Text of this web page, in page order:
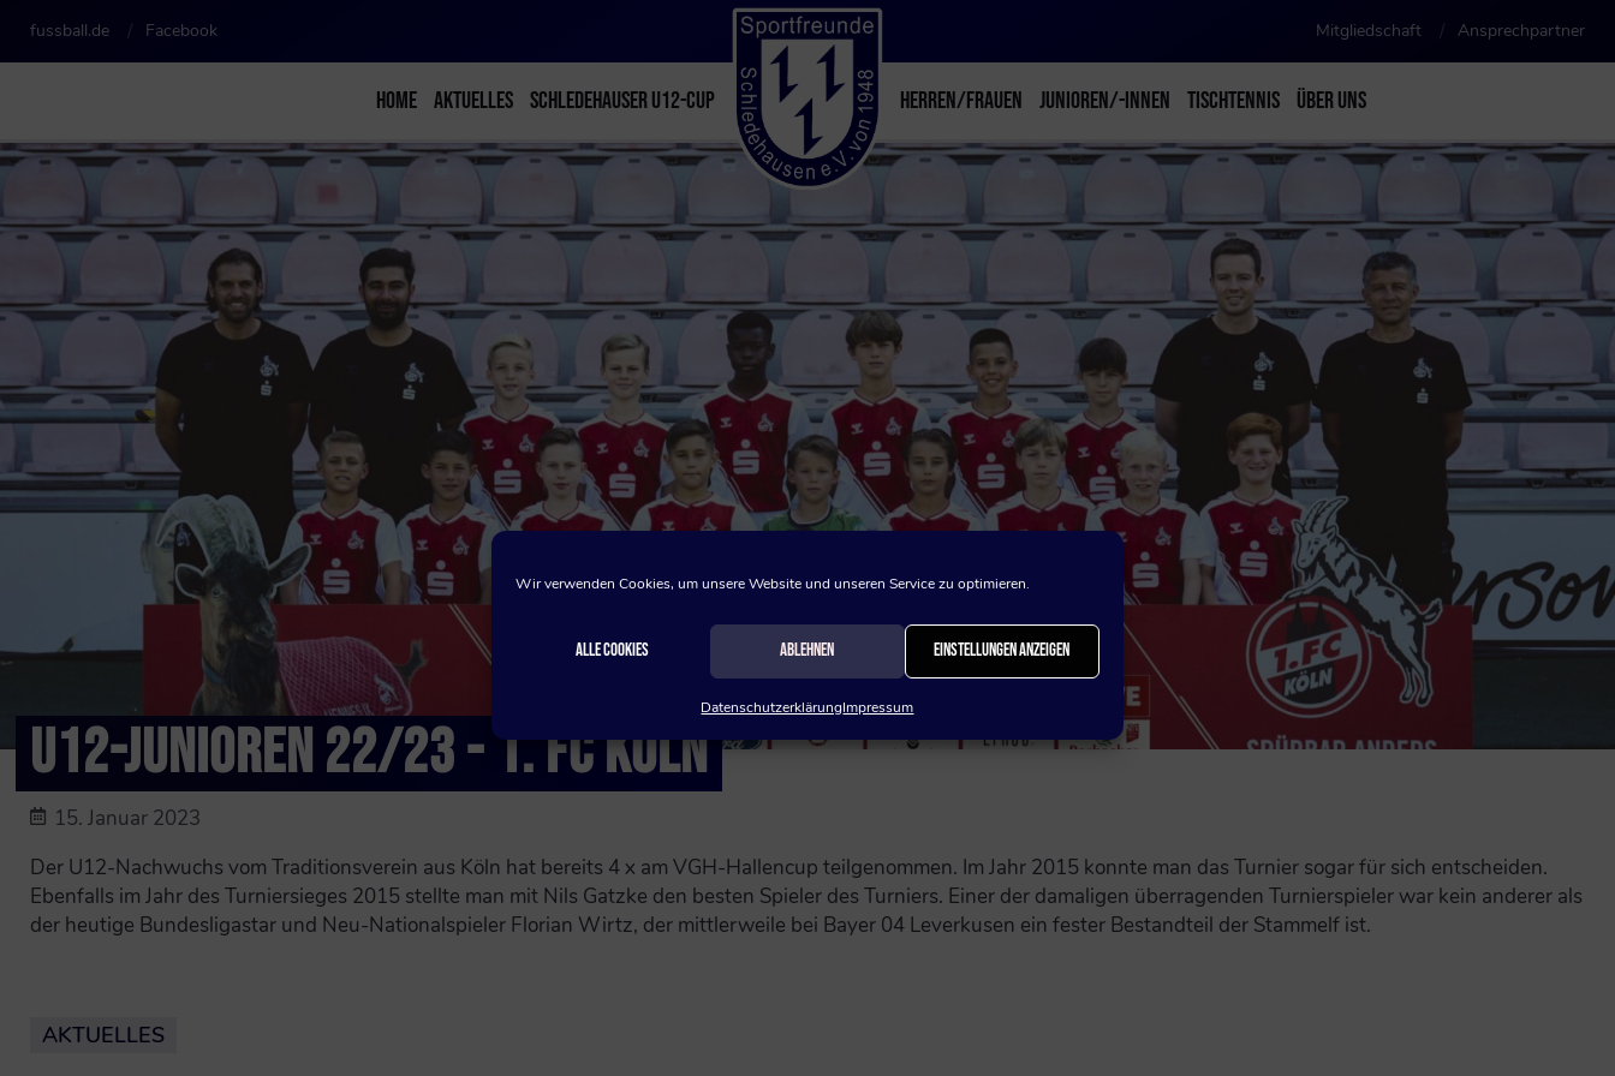
Wir verwenden Cookies, um unsere Website und unseren Service zu optimieren.
Alle Cookies Ablehnen Einstellungen anzeigen
DatenschutzerklärungImpressum
fussball.de Facebook Mitgliedschaft Ansprechpartner
HOME AKTUELLES SCHLEDEHAUSER U12-CUP HERREN/FRAUEN JUNIOREN/-INNEN TISCHTENNIS ÜBER UNS
U12-JUNIOREN 22/23 - 1. FC KÖLN
15. Januar 2023
Der U12-Nachwuchs vom Traditionsverein aus Köln hat bereits 4 x am VGH-Hallencup teilgenommen. Im Jahr 2015 konnte man das Turnier sogar für sich entscheiden.
Ebenfalls im Jahr des Turniersieges 2015 stellte man mit Nils Gatzke den besten Spieler des Turniers. Einer der damaligen überragenden Turnierspieler war kein anderer als
der heutige Bundesligastar und Neu-Nationalspieler Florian Wirtz, der mittlerweile bei Bayer 04 Leverkusen ein fester Bestandteil der Stammelf ist.
AKTUELLES